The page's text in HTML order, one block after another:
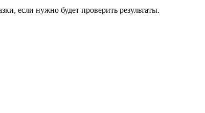
если нужно будет проверить результаты.